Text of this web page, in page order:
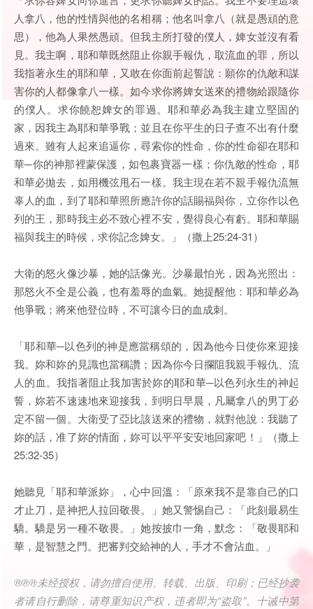
人拿八，他的性情與他的名相稱；他名叫拿八（就是愚頑的意
思），他為人果然愚頑。但我主所打發的僕人，婢女並沒有看
見。我主啊，耶和華既然阻止你親手報仇，取流血的罪，所以
我指著永生的耶和華，又敢在你面前起誓說：願你的仇敵和謀
害你的人都像拿八一樣。如今求你將婢女送來的禮物給跟隨你
的僕人。求你饒恕婢女的罪過。耶和華必為我主建立堅固的
家，因我主為耶和華爭戰；並且在你平生的日子查不出有什麼
過來。雖有人起來追逼你，尋索你的性命，你的性命卻在耶和
華─你的神那裡蒙保護，如包裹寶器一樣；你仇敵的性命，耶
和華必拋去，如用機弦甩石一樣。我主現在若不親手報仇流無
辜人的血，到了耶和華照所應許你的話賜福與你，立你作以色
列的王，那時我主必不致心裡不安，覺得良心有虧。耶和華賜
福與我主的時候，求你記念婢女。」（撒上25:24-31）
大衛的怒火像沙暴，她的話像光。沙暴最怕光，因為光照出：
那怒火不全是公義，也有羞辱的血氣。她提醒他：耶和華必為
他爭戰；將來他登位時，不可讓今日的血成刺。
「耶和華─以色列的神是應當稱頌的，因為他今日使你來迎接
我。妳和妳的見識也當稱讚；因為你今日攔阻我親手報仇、流
人的血。我指著阻止我加害於妳的耶和華─以色列永生的神起
誓，妳若不速速地來迎接我，到明日早晨，凡屬拿八的男丁必
定不留一個。大衛受了亞比該送來的禮物，就對他說：我聽了
妳的話，准了妳的情面，妳可以平平安安地回家吧！」（撒上
25:32-35）
她聽見「耶和華派妳」，心中回溫：「原來我不是靠自己的口
才止刀，是神把人拉回敬畏。」她又警惕自己：「此刻最易生
驕。驕是另一種不敬畏。」她按披巾一角，默念：「敬畏耶和
華，是智慧之門。把審判交給神的人，手才不會沾血。」
®®®未经授权，请勿擅自使用、转载、出版、印刷；已经抄袭
者请自行删除，请尊重知识产权，违者即为“盗取”。十诫中第